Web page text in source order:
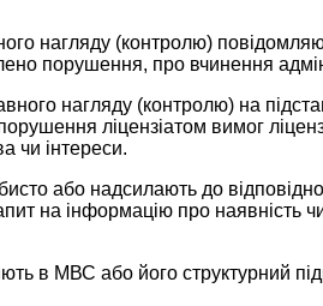
нагляду (контролю)
порушення, про вчинення
нагляду (контролю) на
ліцензіатом вимог
чи інтереси.
або надсилають до
на інформацію про наявність чи
в МВС або його структурний